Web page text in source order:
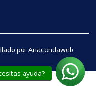
ayuda?
por Anacondaweb